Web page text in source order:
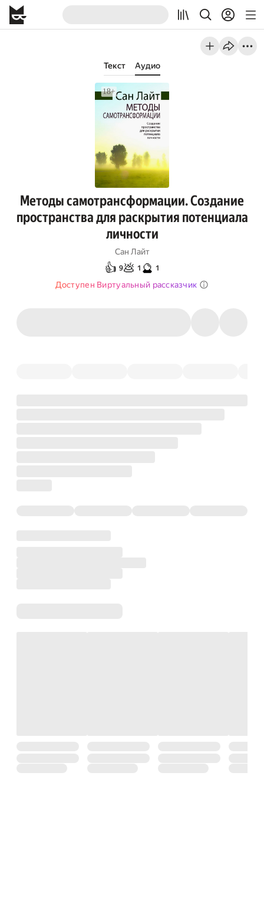
Текст Аудио
Методы самотрансформации. Создание
пространства для раскрытия потенциала
личности
Сан Лайт
👍 9💩 1 🔮 1
Доступен Виртуальный рассказчик